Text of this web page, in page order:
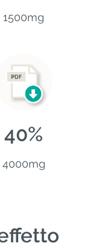
1500mg
40%
4000mg